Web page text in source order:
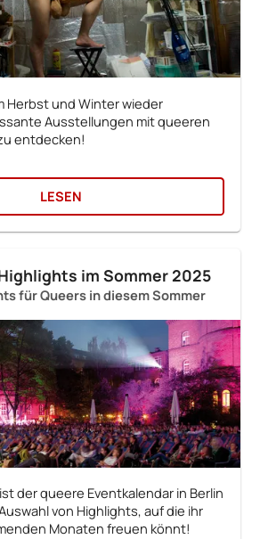
Herbst und Winter wieder
Ausstellungen mit queeren
entdecken!
LESEN
im Sommer 2025
für Queers in diesem Sommer
der queere Eventkalendar in Berlin
von Highlights, auf die ihr
Monaten freuen könnt!